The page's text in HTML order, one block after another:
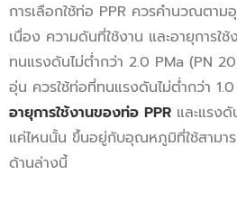
การเลือกใช้ท่อ PPR ควรคำนวณตา
เนื่อง ความดันที่ใช้งาน และอายุการใ
ทนแรงดันไม่ต่ำกว่า 2.0 PMa (PN
อุ่น ควรใช้ท่อที่ทนแรงดันไม่ต่ำกว่า
อายุการใช้งานของท่อ PPR และแรง
แค่ไหนนั้น ขึ้นอยู่กับอุณหภูมิที่ใช้สามา
ด้านล่างนี้